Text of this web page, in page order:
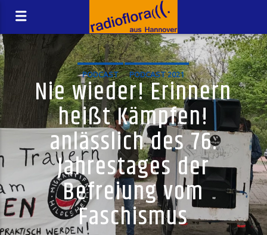
PODCAST PODCAST 2021
Nie wieder! Erinnern
heißt Kämpfen!
anlässlich des 76.
Jahrestages der
Befreiung vom
Faschismus